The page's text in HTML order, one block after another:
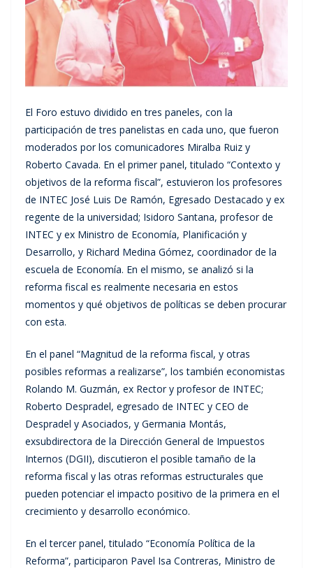
El Foro estuvo dividido en tres paneles, con la
participación de tres panelistas en cada uno, que fueron
moderados por los comunicadores Miralba Ruiz y
Roberto Cavada. En el primer panel, titulado “Contexto y
objetivos de la reforma fiscal”, estuvieron los profesores
de INTEC José Luis De Ramón, Egresado Destacado y ex
regente de la universidad; Isidoro Santana, profesor de
INTEC y ex Ministro de Economía, Planificación y
Desarrollo, y Richard Medina Gómez, coordinador de la
escuela de Economía. En el mismo, se analizó si la
reforma fiscal es realmente necesaria en estos
momentos y qué objetivos de políticas se deben procurar
con esta.
En el panel “Magnitud de la reforma fiscal, y otras
posibles reformas a realizarse”, los también economistas
Rolando M. Guzmán, ex Rector y profesor de INTEC;
Roberto Despradel, egresado de INTEC y CEO de
Despradel y Asociados, y Germania Montás,
exsubdirectora de la Dirección General de Impuestos
Internos (DGII), discutieron el posible tamaño de la
reforma fiscal y las otras reformas estructurales que
pueden potenciar el impacto positivo de la primera en el
crecimiento y desarrollo económico.
En el tercer panel, titulado “Economía Política de la
Reforma”, participaron Pavel Isa Contreras, Ministro de